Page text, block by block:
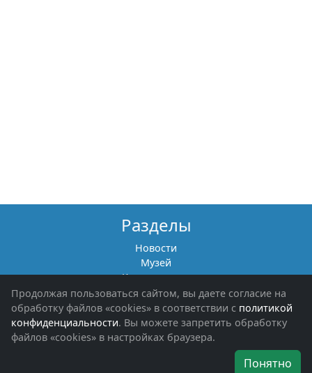
Разделы
Новости
Музей
Книги памяти
Фотоальбомы
Обращения граждан
Помощь участникам СВО и их семьям
Об организации
Продолжая пользоваться сайтом, вы даете согласие на
обработку файлов «cookies» в соответствии с политикой
конфиденциальности. Вы можете запретить обработку
файлов «cookies» в настройках браузера.
Понятно